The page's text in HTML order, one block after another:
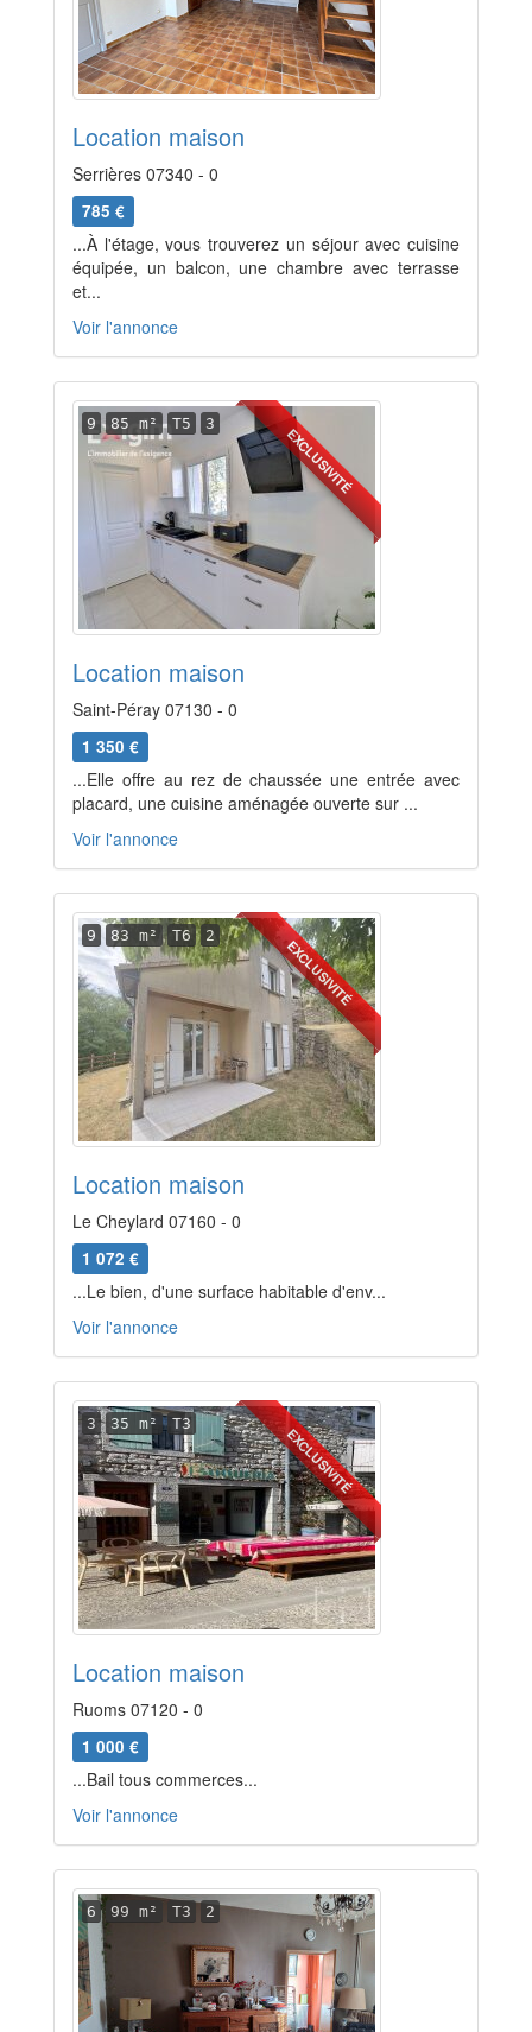
Location maison
Serrières 07340 - 0
785 €
...À l'étage, vous trouverez un séjour avec cuisine
équipée, un balcon, une chambre avec terrasse
et...
Voir l'annonce
EXCLUSIVITÉ
9 85 m² T5 3
Location maison
Saint-Péray 07130 - 0
1 350 €
...Elle offre au rez de chaussée une entrée avec
placard, une cuisine aménagée ouverte sur ...
Voir l'annonce
EXCLUSIVITÉ
9 83 m² T6 2
Location maison
Le Cheylard 07160 - 0
1 072 €
...Le bien, d'une surface habitable d'env...
Voir l'annonce
EXCLUSIVITÉ
3 35 m² T3
Location maison
Ruoms 07120 - 0
1 000 €
...Bail tous commerces...
Voir l'annonce
6 99 m² T3 2